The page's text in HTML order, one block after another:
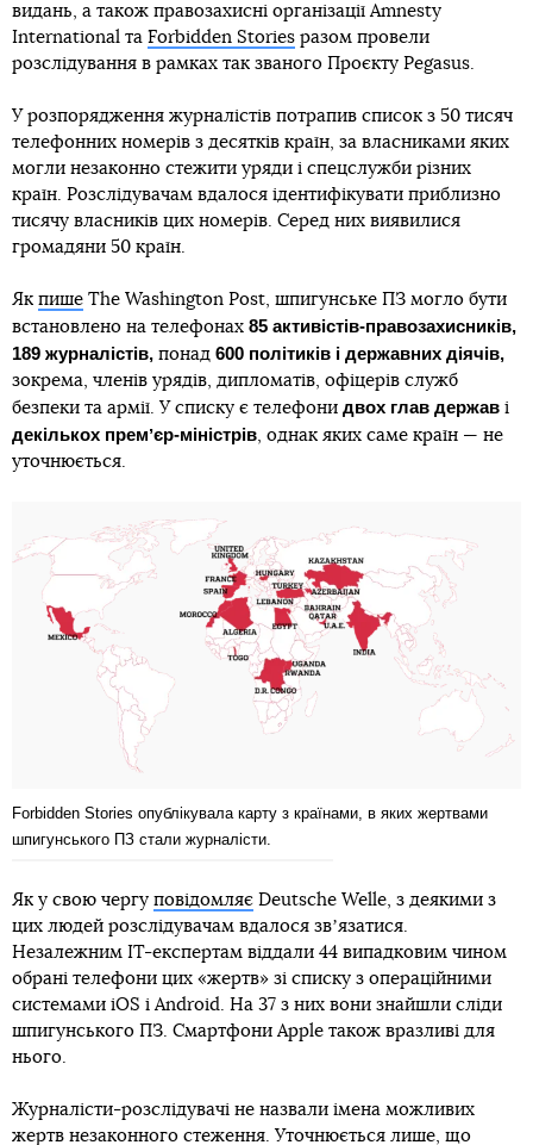
видань, а також правозахисні організації Amnesty
International та Forbidden Stories разом провели
розслідування в рамках так званого Проєкту Pegasus.
У розпорядження журналістів потрапив список з 50 тисяч
телефонних номерів з десятків країн, за власниками яких
могли незаконно стежити уряди і спецслужби різних
країн. Розслідувачам вдалося ідентифікувати приблизно
тисячу власників цих номерів. Серед них виявилися
громадяни 50 країн.
Як пише The Washington Post, шпигунське ПЗ могло бути
встановлено на телефонах 85 активістів-правозахисників,
189 журналістів, понад 600 політиків і державних діячів,
зокрема, членів урядів, дипломатів, офіцерів служб
безпеки та армії. У списку є телефони двох глав держав і
декількох премʼєр-міністрів, однак яких саме країн — не
уточнюється.
Forbidden Stories опублікувала карту з країнами, в яких жертвами
шпигунського ПЗ стали журналісти.
Як у свою чергу повідомляє Deutsche Welle, з деякими з
цих людей розслідувачам вдалося звʼязатися.
Незалежним IT-експертам віддали 44 випадковим чином
обрані телефони цих «жертв» зі списку з операційними
системами iOS і Android. На 37 з них вони знайшли сліди
шпигунського ПЗ. Смартфони Apple також вразливі для
нього.
Журналісти-розслідувачі не назвали імена можливих
жертв незаконного стеження. Уточнюється лише, що